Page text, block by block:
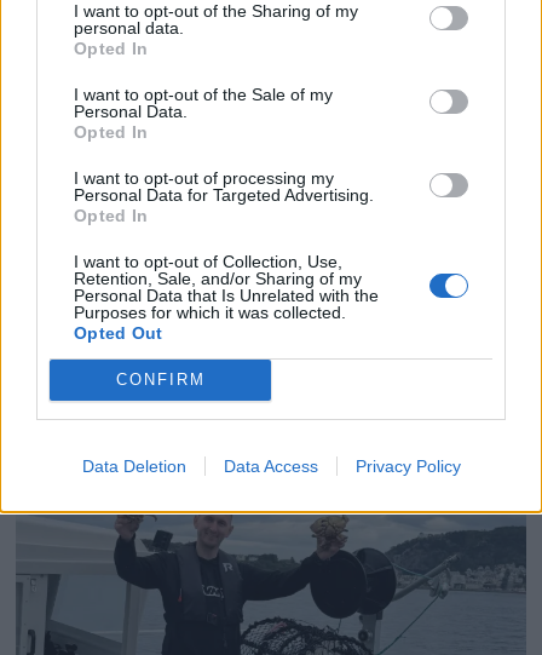
I want to opt-out of the Sharing of my
personal data.
Opted In
I want to opt-out of the Sale of my
Personal Data.
Opted In
I want to opt-out of processing my
Personal Data for Targeted Advertising.
Opted In
I want to opt-out of Collection, Use,
Retention, Sale, and/or Sharing of my
Personal Data that Is Unrelated with the
Purposes for which it was collected.
Opted Out
CONFIRM
Data Deletion Data Access Privacy Policy
PLUS
Prøvekjørt: Mesterlig
familiebåt på 39 fot fra